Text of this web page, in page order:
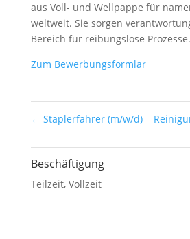
aus Voll- und Wellpappe für
weltweit. Sie sorgen
Bereich für reibungslose Prozesse.
Zum Bewerbungsformlar
← Staplerfahrer (m/w/d)
Beschäftigung
Teilzeit, Vollzeit